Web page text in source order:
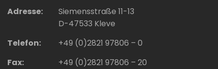
Adresse:
Siemensstraße 11-13
D-47533 Kleve
Telefon:
+49 (0)2821 97806 – 0
Fax:
+49 (0)2821 97806 – 20